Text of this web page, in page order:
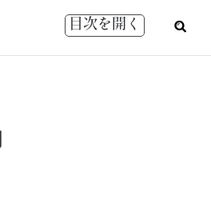
目次を開く